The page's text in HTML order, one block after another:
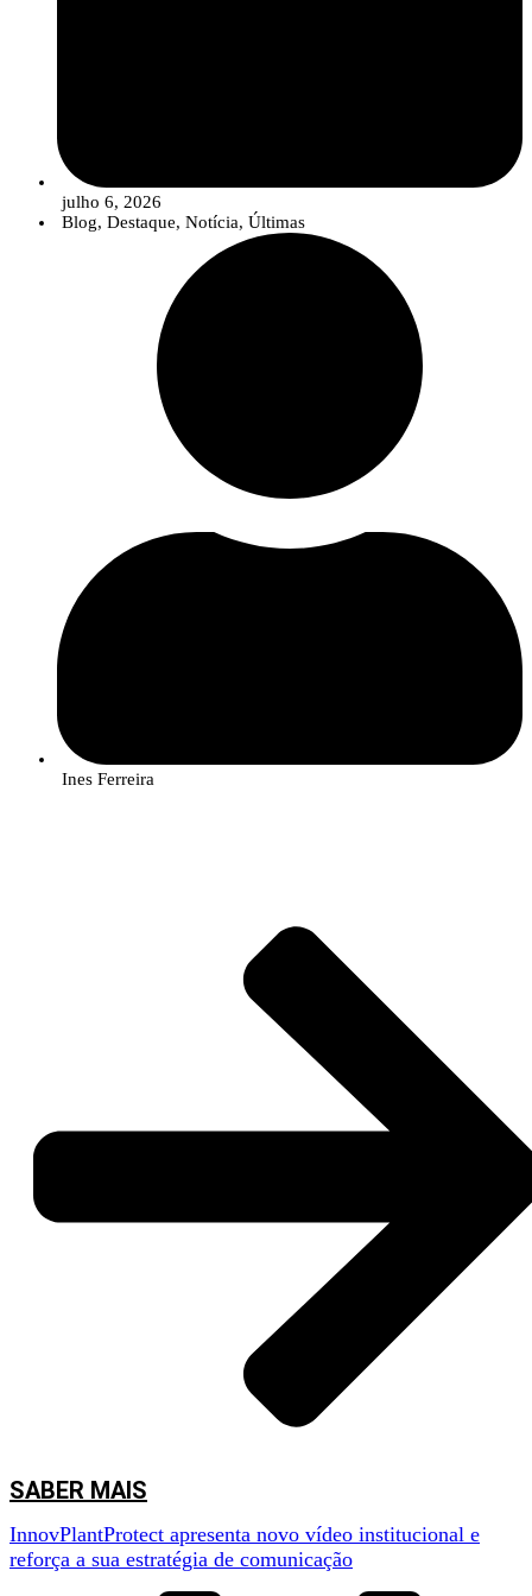
julho 6, 2026
Blog, Destaque, Notícia, Últimas
Ines Ferreira
SABER MAIS
InnovPlantProtect apresenta novo vídeo institucional e
reforça a sua estratégia de comunicação